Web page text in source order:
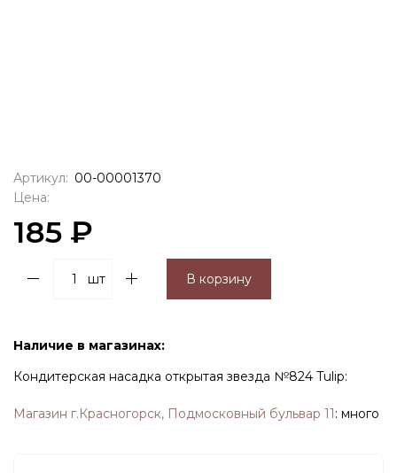
Артикул: 00-00001370
Цена:
185 ₽
шт В корзину
Наличие в магазинах:
Кондитерская насадка открытая звезда №824 Tulip:
Магазин г.Красногорск, Подмосковный бульвар 11: много